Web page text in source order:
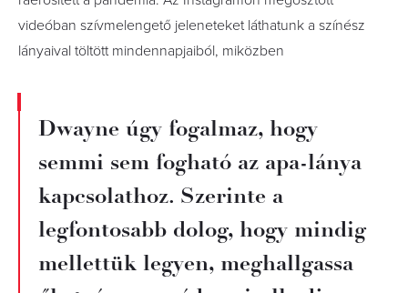
videóban szívmelengető jeleneteket láthatunk a színész
lányaival töltött mindennapjaiból, miközben
Dwayne úgy fogalmaz, hogy
semmi sem fogható az apa-lánya
kapcsolathoz. Szerinte a
legfontosabb dolog, hogy mindig
mellettük legyen, meghallgassa